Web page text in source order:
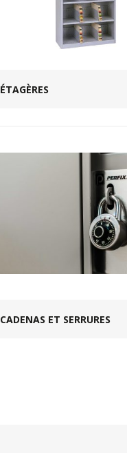
ÉTAGÈRES
CADENAS ET SERRURES